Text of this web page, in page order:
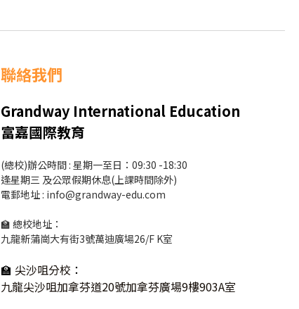
聯絡我們
Grandway International Education
富嘉國際教育
(總校)辦公時間 : 星期一至日：09:30 -18:30
逢星期三 及公眾假期休息(上課時間除外)
電郵地址 : info@grandway-edu.com
🏫 總校地址：
九龍新蒲崗大有街3號萬迪廣場26/F K室
🏫 尖沙咀分校 ：
九龍尖沙咀加拿芬道20號加拿芬廣場9樓903A室